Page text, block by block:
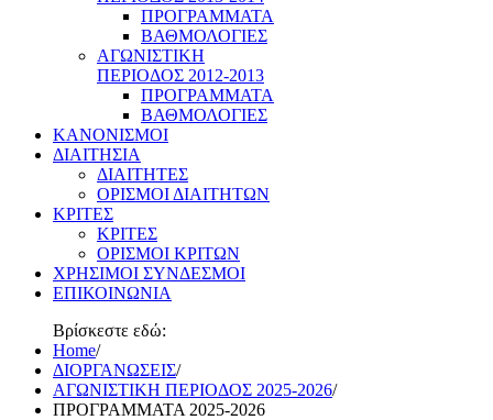
ΠΡΟΓΡΑΜΜΑΤΑ
ΒΑΘΜΟΛΟΓΙΕΣ
ΑΓΩΝΙΣΤΙΚΗ
ΠΕΡΙΟΔΟΣ 2012-2013
ΠΡΟΓΡΑΜΜΑΤΑ
ΒΑΘΜΟΛΟΓΙΕΣ
ΚΑΝΟΝΙΣΜΟΙ
ΔΙΑΙΤΗΣΙΑ
ΔΙΑΙΤΗΤΕΣ
ΟΡΙΣΜΟΙ ΔΙΑΙΤΗΤΩΝ
ΚΡΙΤΕΣ
ΚΡΙΤΕΣ
ΟΡΙΣΜΟΙ ΚΡΙΤΩΝ
ΧΡΗΣΙΜΟΙ ΣΥΝΔΕΣΜΟΙ
ΕΠΙΚΟΙΝΩΝΙΑ
Βρίσκεστε εδώ:
Home/
ΔΙΟΡΓΑΝΩΣΕΙΣ/
ΑΓΩΝΙΣΤΙΚΗ ΠΕΡΙΟΔΟΣ 2025-2026/
ΠΡΟΓΡΑΜΜΑΤΑ 2025-2026